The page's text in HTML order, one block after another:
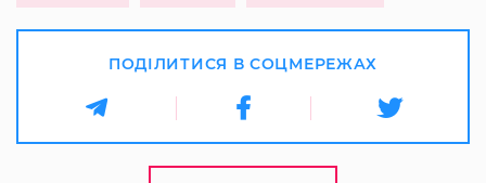
ПОДІЛИТИСЯ В СОЦМЕРЕЖАХ